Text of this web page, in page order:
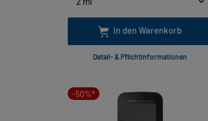
In den Warenkorb
Detail- & Pflichtinformationen
-50%*